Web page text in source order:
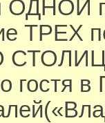
ТРЕХ
гостя в